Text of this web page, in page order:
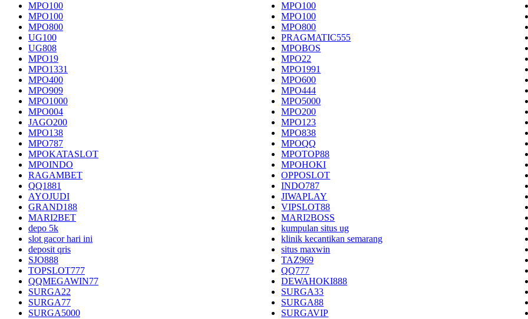
MPO100 MPO100
MPO100
MPO100
MPO800
MPO800
UG100
PRAGMATIC555
UG808
MPOBOS
MPO19
MPO22
MPO1331
MPO1991
MPO400
MPO600
MPO909
MPO444
MPO1000
MPO5000
MPO004
MPO200
JAGO200
MPO123
MPO138
MPO838
MPO787
MPOQQ
MPOKATASLOT
MPOTOP88
MPOINDO
MPOHOKI
RAGAMBET
OPPOSLOT
QQ1881
INDO787
AYOJUDI
JIWAPLAY
GRAND188
VIPSLOT88
MARI2BET
MARI2BOSS
depo 5k
kumpulan situs ug
slot gacor hari ini
klinik kecantikan semarang
deposit qris
situs maxwin
SJO888
TAZ969
TOPSLOT777
QQ777
QQMEGAWIN77
DEWAHOKI888
SURGA22
SURGA33
SURGA77
SURGA88
SURGA5000
SURGAVIP